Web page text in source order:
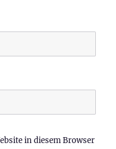
in diesem Browser